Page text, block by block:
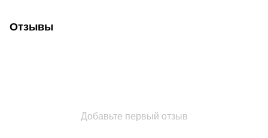
Отзывы
Добавьте первый отзыв